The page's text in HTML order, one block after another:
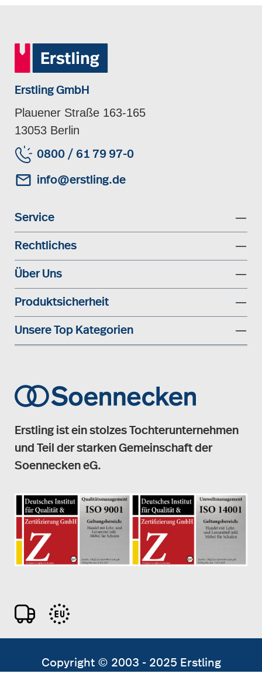
Erstling GmbH
Plauener Straße 163-165
13053 Berlin
0800 / 61 79 97-0
info@erstling.de
Service
Rechtliches
Über Uns
Produktsicherheit
Unsere Top Kategorien
Erstling ist ein stolzes Tochterunternehmen
und Teil der starken Gemeinschaft der
Soennecken eG.
Copyright © 2003 - 2025 Erstling